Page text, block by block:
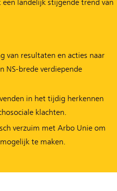
landelijk stijgende trend van
van resultaten en acties naar
NS-brede verdiepende
in het tijdig herkennen
klachten.
verzuim met Arbo Unie om
te maken.